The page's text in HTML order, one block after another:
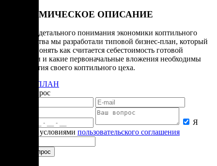
ЭКОНОМИЧЕСКОЕ ОПИСАНИЕ
Для более детального понимания экономики коптильного
производства мы разработали типовой бизнес-план, который
поможет понять как считается себестоимость готовой
продукции и какие первоначальные вложения необходимы
для открытия своего коптильного цеха.
БИЗНЕС-ПЛАН
Задать вопрос
Я
согласен с условиями пользовательского соглашения